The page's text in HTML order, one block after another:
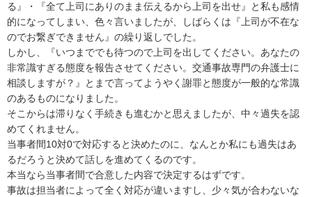
る』・『全て上司にありのまま伝えるから上司を出せ』と私も感情
的になってしまい、色々言いましたが、しばらくは『上司が不在な
のでお繋ぎできません』の繰り返しでした。
しかし、『いつまででも待つので上司を出してください。あなたの
非常識すぎる態度を報告させてください。交通事故専門の弁護士に
相談しますが？』とまで言ってようやく謝罪と態度が一般的な常識
のあるものになりました。
そこからは滞りなく手続きも進むかと思えましたが、中々過失を認
めてくれません。
当事者間10対0で対応すると決めたのに、なんとか私にも過失はあ
るだろうと決めて話しを進めてくるのです。
本当なら当事者間で合意した内容で決定するはずです。
事故は担当者によって全く対応が違いますし、少々気が合わないな